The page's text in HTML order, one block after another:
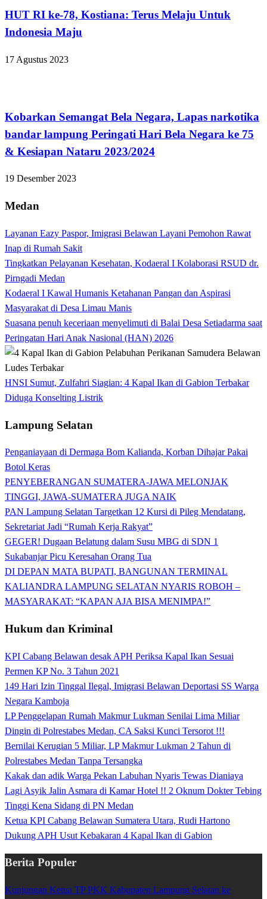
HUT RI ke-78, Kostiana: Terus Melaju Untuk
Indonesia Maju
17 Agustus 2023
Kobarkan Semangat Bela Negara, Lapas narkotika
bandar lampung Peringati Hari Bela Negara ke 75
& Kesiapan Nataru 2023/2024
19 Desember 2023
Medan
Layanan Eazy Paspor, Imigrasi Belawan Layani Pemohon Rawat
Inap di Rumah Sakit
Tingkatkan Pelayanan Kesehatan, Kodaeral I Kolaborasi RSUD dr.
Pirngadi Medan‎
Kodaeral I Kawal Humanis Ketahanan Pangan dan Aspirasi
Masyarakat di Desa Limau Manis
Suasana penuh keceriaan menyelimuti di Balai Desa Setiadarma saat
Peringatan Hari Anak Nasional (HAN) 2026
HNSI Sumut, Zulfahri Siagian: 4 Kapal Ikan di Gabion Terbakar
Diduga Konselting Listrik
Lampung Selatan
Penganiayaan di Dermaga Bom Kalianda, Korban Dihajar Pakai
Botol Keras
PENYEBERANGAN SUMATERA-JAWA MELONJAK
TINGGI, JAWA-SUMATERA JUGA NAIK
PAN Lampung Selatan Targetkan 12 Kursi di Pileg Mendatang,
Sekretariat Jadi “Rumah Kerja Rakyat”
GEGER! Dugaan Belatung dalam Susu MBG di SDN 1
Sukabanjar Picu Keresahan Orang Tua
DI DEPAN MATA BUPATI, BANGUNAN TERMINAL
KALIANDRA LAMPUNG SELATAN NYARIS ROBOH –
MASYARAKAT: “KAPAN AJA BISA MENIMPA!”
Hukum dan Kriminal
KPI Cabang Belawan desak APH Periksa Kapal Ikan Sesuai
Permen KP No. 3 Tahun 2021
149 Hari Izin Tinggal Ilegal, Imigrasi Belawan Deportasi SS Warga
Negara Kamboja
LP Penggelapan Rumah Makmur Lukman Senilai Lima Miliar
Dingin di Polrestabes Medan, CA Saksi Kunci Tersorot !!!
Bernilai Kerugian 5 Miliar, LP Makmur Lukman 2 Tahun di
Polrestabes Medan Tanpa Tersangka
Kakak dan adik Warga Pekan Labuhan Nyaris Tewas Dianiaya
Lagi Asyik Jalin Asmara di Kamar Hotel !! 2 Oknum Dokter Tebing
Tinggi Kena Sidang di PN Medan
Ketua KPI Cabang Belawan Sumatera Utara, Rudi Hartono
Dukung APH Usut Kebakaran 4 Kapal Ikan di Gabion
Berita Populer
Kunjungan Ketua TP PKK Kabupaten Lampung Selatan ke